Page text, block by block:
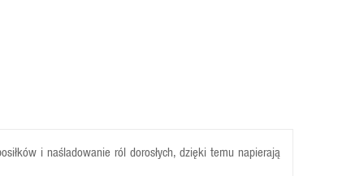
i naśladowanie ról dorosłych, dzięki temu napierają